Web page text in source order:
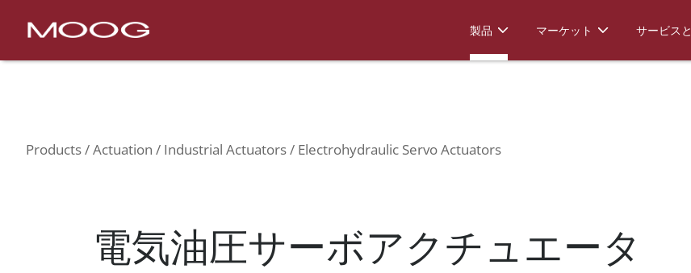
Nav Products Actuation Electrohydraulic Servo Actuators
製品 マーケット サービス
Products Actuation Industrial Actuators Electrohydraulic Servo Actuators
電気油圧サーボアクチュエータ